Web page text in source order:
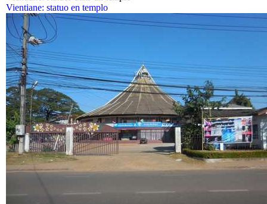
Vientiane: statuo en templo